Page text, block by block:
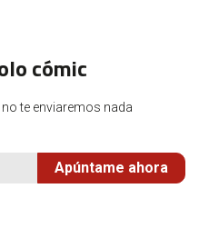
cómic
te enviaremos nada
Apúntame ahora